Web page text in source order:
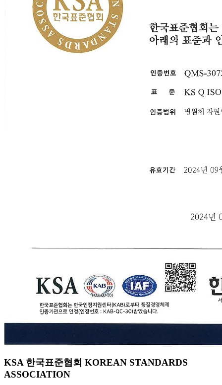
KSA 한국표준협회 KOREAN STANDARDS
ASSOCIATION